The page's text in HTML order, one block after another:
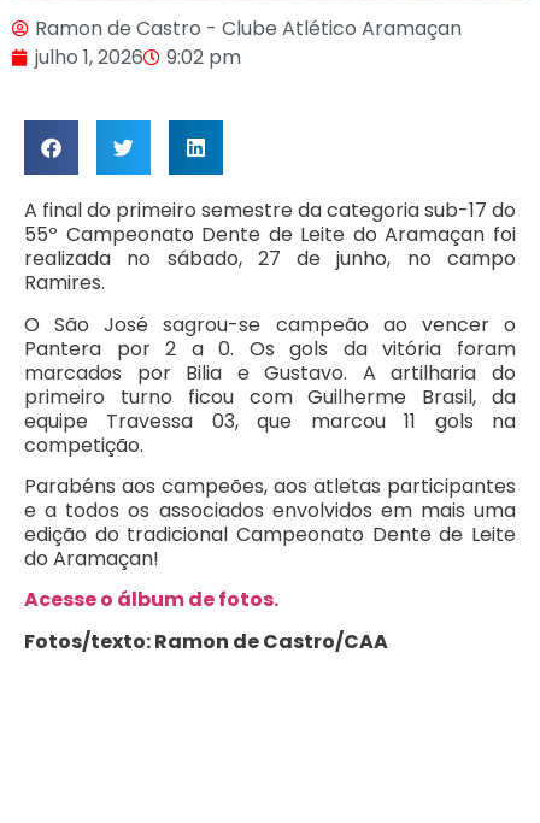
Ramon de Castro - Clube Atlético Aramaçan
julho 1, 2026
9:02 pm
A final do primeiro semestre da categoria sub-17 do
55º Campeonato Dente de Leite do Aramaçan foi
realizada no sábado, 27 de junho, no campo
Ramires.
O São José sagrou-se campeão ao vencer o
Pantera por 2 a 0. Os gols da vitória foram
marcados por Bilia e Gustavo. A artilharia do
primeiro turno ficou com Guilherme Brasil, da
equipe Travessa 03, que marcou 11 gols na
competição.
Parabéns aos campeões, aos atletas participantes
e a todos os associados envolvidos em mais uma
edição do tradicional Campeonato Dente de Leite
do Aramaçan!
Acesse o álbum de fotos.
Fotos/texto: Ramon de Castro/CAA